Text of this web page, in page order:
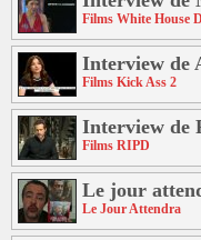
Films White House
Interview de
Films Kick Ass 2
Interview de
Films RIPD
Le jour
Le Jour Attendra